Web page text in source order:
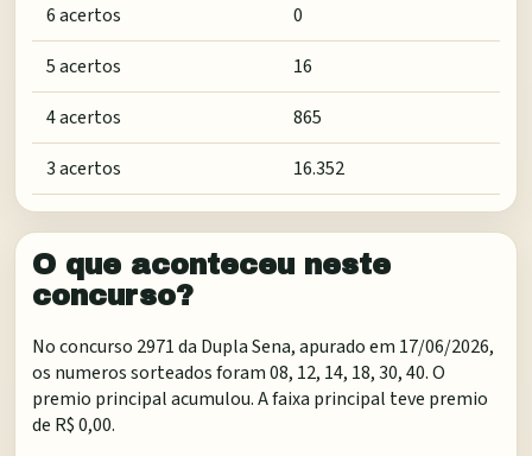
6 acertos
0
5 acertos
16
4 acertos
865
3 acertos
16.352
O que aconteceu neste
concurso?
No concurso 2971 da Dupla Sena, apurado em 17/06/2026,
os numeros sorteados foram 08, 12, 14, 18, 30, 40. O
premio principal acumulou. A faixa principal teve premio
de R$ 0,00.